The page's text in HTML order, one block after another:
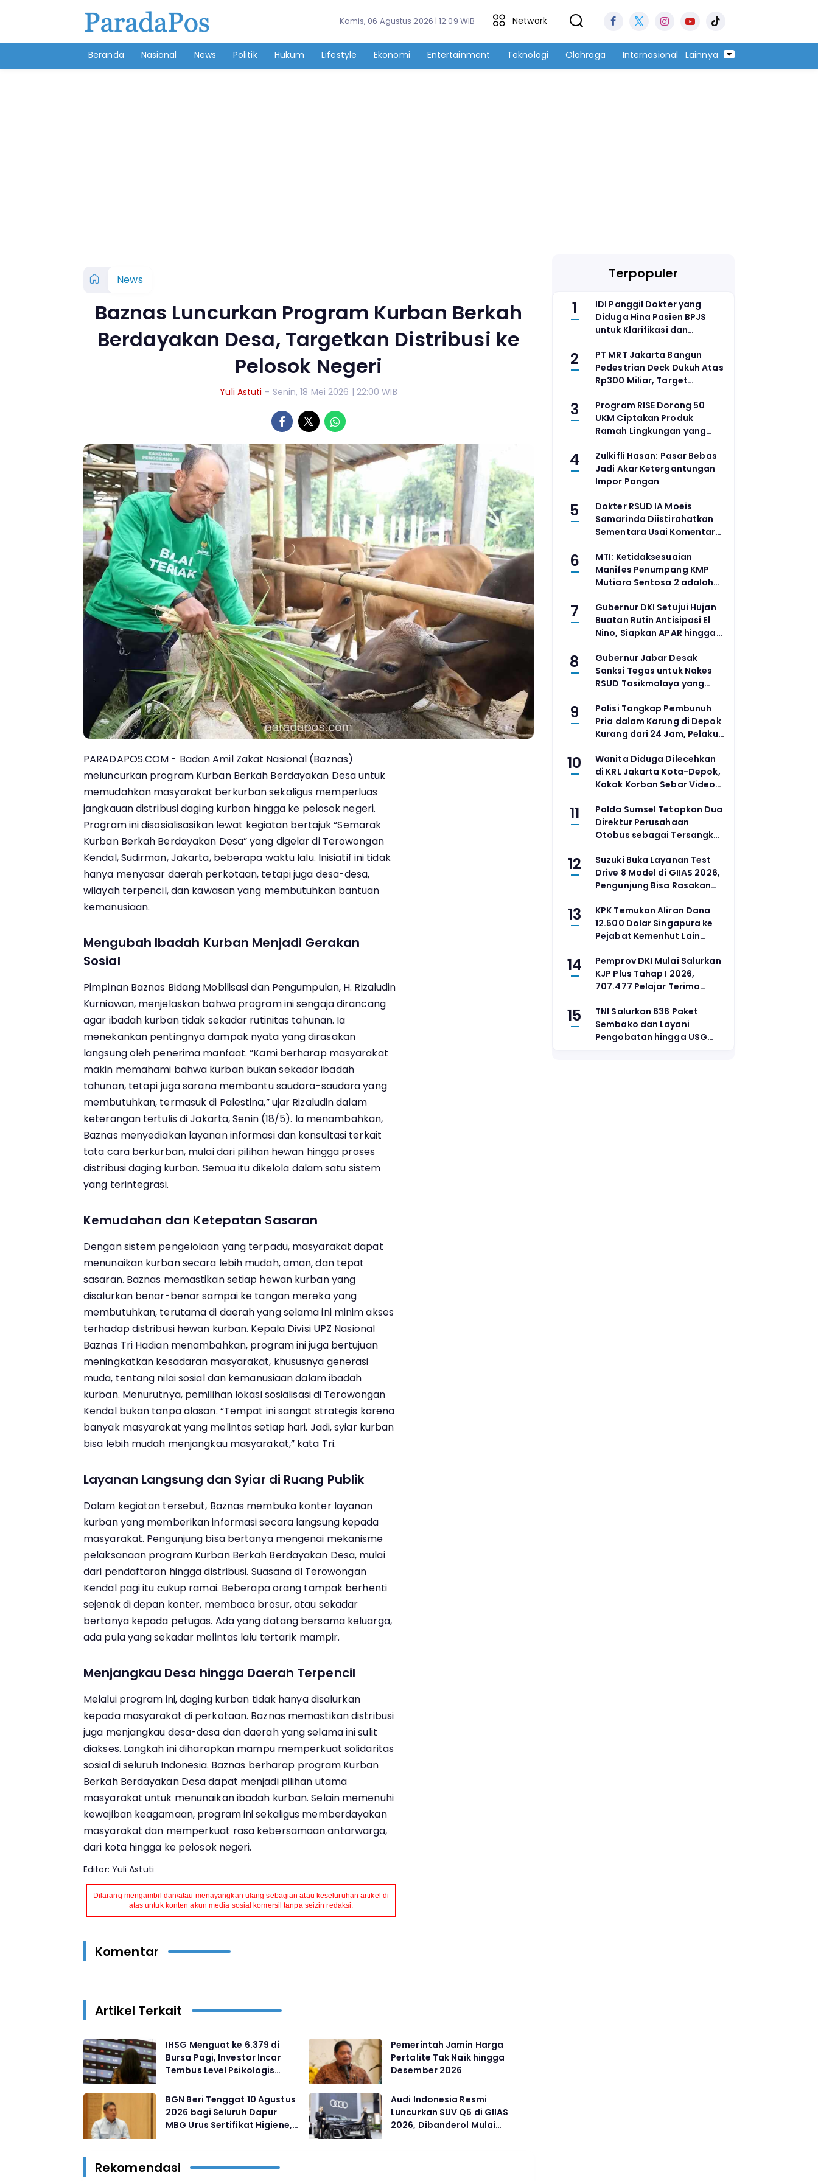
Kamis, 06 Agustus 2026 | 12:09 WIB Network
Beranda Nasional News Politik Hukum Lifestyle Ekonomi Entertainment Teknologi Olahraga Internasional Lainnya
News
Baznas Luncurkan Program Kurban Berkah
Berdayakan Desa, Targetkan Distribusi ke
Pelosok Negeri
Yuli Astuti - Senin, 18 Mei 2026 | 22:00 WIB
PARADAPOS.COM - Badan Amil Zakat Nasional (Baznas)
meluncurkan program Kurban Berkah Berdayakan Desa untuk
memudahkan masyarakat berkurban sekaligus memperluas
jangkauan distribusi daging kurban hingga ke pelosok negeri.
Program ini disosialisasikan lewat kegiatan bertajuk “Semarak
Kurban Berkah Berdayakan Desa” yang digelar di Terowongan
Kendal, Sudirman, Jakarta, beberapa waktu lalu. Inisiatif ini tidak
hanya menyasar daerah perkotaan, tetapi juga desa-desa,
wilayah terpencil, dan kawasan yang membutuhkan bantuan
kemanusiaan.
Mengubah Ibadah Kurban Menjadi Gerakan
Sosial
Pimpinan Baznas Bidang Mobilisasi dan Pengumpulan, H. Rizaludin
Kurniawan, menjelaskan bahwa program ini sengaja dirancang
agar ibadah kurban tidak sekadar rutinitas tahunan. Ia
menekankan pentingnya dampak nyata yang dirasakan
langsung oleh penerima manfaat. “Kami berharap masyarakat
makin memahami bahwa kurban bukan sekadar ibadah
tahunan, tetapi juga sarana membantu saudara-saudara yang
membutuhkan, termasuk di Palestina,” ujar Rizaludin dalam
keterangan tertulis di Jakarta, Senin (18/5). Ia menambahkan,
Baznas menyediakan layanan informasi dan konsultasi terkait
tata cara berkurban, mulai dari pilihan hewan hingga proses
distribusi daging kurban. Semua itu dikelola dalam satu sistem
yang terintegrasi.
Kemudahan dan Ketepatan Sasaran
Dengan sistem pengelolaan yang terpadu, masyarakat dapat
menunaikan kurban secara lebih mudah, aman, dan tepat
sasaran. Baznas memastikan setiap hewan kurban yang
disalurkan benar-benar sampai ke tangan mereka yang
membutuhkan, terutama di daerah yang selama ini minim akses
terhadap distribusi hewan kurban. Kepala Divisi UPZ Nasional
Baznas Tri Hadian menambahkan, program ini juga bertujuan
meningkatkan kesadaran masyarakat, khususnya generasi
muda, tentang nilai sosial dan kemanusiaan dalam ibadah
kurban. Menurutnya, pemilihan lokasi sosialisasi di Terowongan
Kendal bukan tanpa alasan. “Tempat ini sangat strategis karena
banyak masyarakat yang melintas setiap hari. Jadi, syiar kurban
bisa lebih mudah menjangkau masyarakat,” kata Tri.
Layanan Langsung dan Syiar di Ruang Publik
Dalam kegiatan tersebut, Baznas membuka konter layanan
kurban yang memberikan informasi secara langsung kepada
masyarakat. Pengunjung bisa bertanya mengenai mekanisme
pelaksanaan program Kurban Berkah Berdayakan Desa, mulai
dari pendaftaran hingga distribusi. Suasana di Terowongan
Kendal pagi itu cukup ramai. Beberapa orang tampak berhenti
sejenak di depan konter, membaca brosur, atau sekadar
bertanya kepada petugas. Ada yang datang bersama keluarga,
ada pula yang sekadar melintas lalu tertarik mampir.
Menjangkau Desa hingga Daerah Terpencil
Melalui program ini, daging kurban tidak hanya disalurkan
kepada masyarakat di perkotaan. Baznas memastikan distribusi
juga menjangkau desa-desa dan daerah yang selama ini sulit
diakses. Langkah ini diharapkan mampu memperkuat solidaritas
sosial di seluruh Indonesia. Baznas berharap program Kurban
Berkah Berdayakan Desa dapat menjadi pilihan utama
masyarakat untuk menunaikan ibadah kurban. Selain memenuhi
kewajiban keagamaan, program ini sekaligus memberdayakan
masyarakat dan memperkuat rasa kebersamaan antarwarga,
dari kota hingga ke pelosok negeri.
Editor: Yuli Astuti
Dilarang mengambil dan/atau menayangkan ulang sebagian atau keseluruhan artikel di
atas untuk konten akun media sosial komersil tanpa seizin redaksi.
Komentar
Artikel Terkait
IHSG Menguat ke 6.379 di
Bursa Pagi, Investor Incar
Tembus Level Psikologis
Pemerintah Jamin Harga
Pertalite Tak Naik hingga
Desember 2026
BGN Beri Tenggat 10 Agustus
2026 bagi Seluruh Dapur
MBG Urus Sertifikat Higiene,
Audi Indonesia Resmi
Luncurkan SUV Q5 di GIIAS
2026, Dibanderol Mulai
Rekomendasi
Terpopuler
1
IDI Panggil Dokter yang
Diduga Hina Pasien BPJS
untuk Klarifikasi dan
2
PT MRT Jakarta Bangun
Pedestrian Deck Dukuh Atas
Rp300 Miliar, Target
3
Program RISE Dorong 50
UKM Ciptakan Produk
Ramah Lingkungan yang
4
Zulkifli Hasan: Pasar Bebas
Jadi Akar Ketergantungan
Impor Pangan
5
Dokter RSUD IA Moeis
Samarinda Diistirahatkan
Sementara Usai Komentar
6
MTI: Ketidaksesuaian
Manifes Penumpang KMP
Mutiara Sentosa 2 adalah
Digitalisasi
7
Gubernur DKI Setujui Hujan
Buatan Rutin Antisipasi El
Nino, Siapkan APAR hingga
8
Gubernur Jabar Desak
Sanksi Tegas untuk Nakes
RSUD Tasikmalaya yang
BPJS
9
Polisi Tangkap Pembunuh
Pria dalam Karung di Depok
Kurang dari 24 Jam, Pelaku
Jenis
10
Wanita Diduga Dilecehkan
di KRL Jakarta Kota-Depok,
Kakak Korban Sebar Video
11
Polda Sumsel Tetapkan Dua
Direktur Perusahaan
Otobus sebagai Tersangka
Muratara
12
Suzuki Buka Layanan Test
Drive 8 Model di GIIAS 2026,
Pengunjung Bisa Rasakan
Kendaraan
13
KPK Temukan Aliran Dana
12.500 Dolar Singapura ke
Pejabat Kemenhut Lain
14
Pemprov DKI Mulai Salurkan
KJP Plus Tahap I 2026,
707.477 Pelajar Terima
15
TNI Salurkan 636 Paket
Sembako dan Layani
Pengobatan hingga USG